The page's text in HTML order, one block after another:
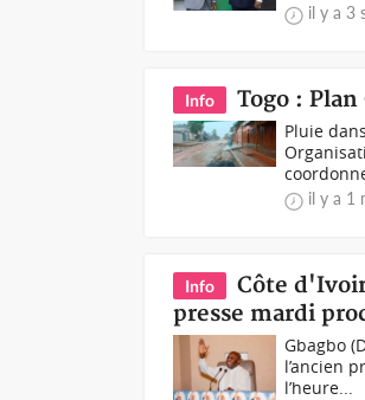
il y a 3
Info Togo :
Pluie
il y a 1
Info
Côte
presse mardi
Gbagbo
l’ancien
l’heure...